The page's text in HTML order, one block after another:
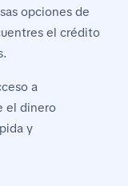
opciones de
el crédito
a
el dinero
y